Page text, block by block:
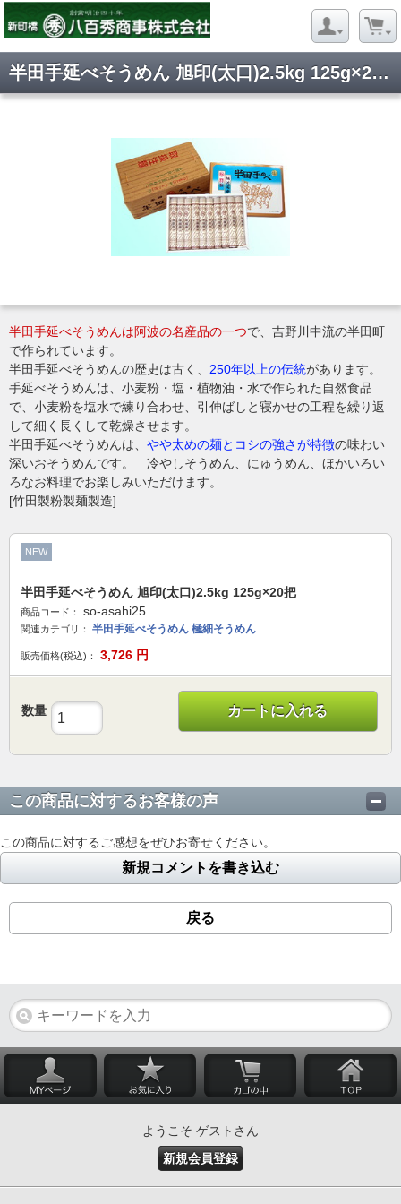
半田手延べそうめん 旭印(太口)2.5kg 125g×20把
半田手延べそうめんは阿波の名産品の一つで、吉野川中流の半田町
で作られています。
半田手延べそうめんの歴史は古く、 250年以上の伝統があります。
手延べそうめんは、小麦粉・塩・植物油・水で作られた自然食品
で、小麦粉を塩水で練り合わせ、引伸ばしと寝かせの工程を繰り返
して細く長くして乾燥させます。
半田手延べそうめんは、 やや太めの麺とコシの強さが特徴の味わい
深いおそうめんです。 冷やしそうめん、にゅうめん、ほかいろい
ろなお料理でお楽しみいただけます。
[竹田製粉製麺製造]
NEW
半田手延べそうめん 旭印(太口)2.5kg 125g×20把
商品コード： so-asahi25
関連カテゴリ： 半田手延べそうめん 極細そうめん
販売価格(税込)： 3,726 円
数量 カートに入れる
この商品に対するお客様の声
この商品に対するご感想をぜひお寄せください。
新規コメントを書き込む
戻る
ようこそ ゲストさん
新規会員登録